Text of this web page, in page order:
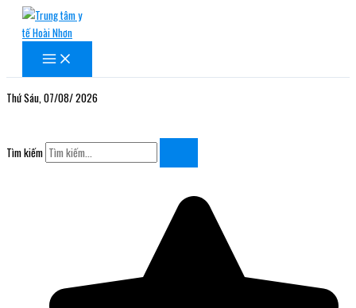
Nhảy
Thứ Sáu, 07/08/ 2026
Tìm kiếm